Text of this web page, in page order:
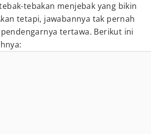
tebakan menjebak yang bikin
tetapi, jawabannya tak pernah
tertawa. Berikut ini